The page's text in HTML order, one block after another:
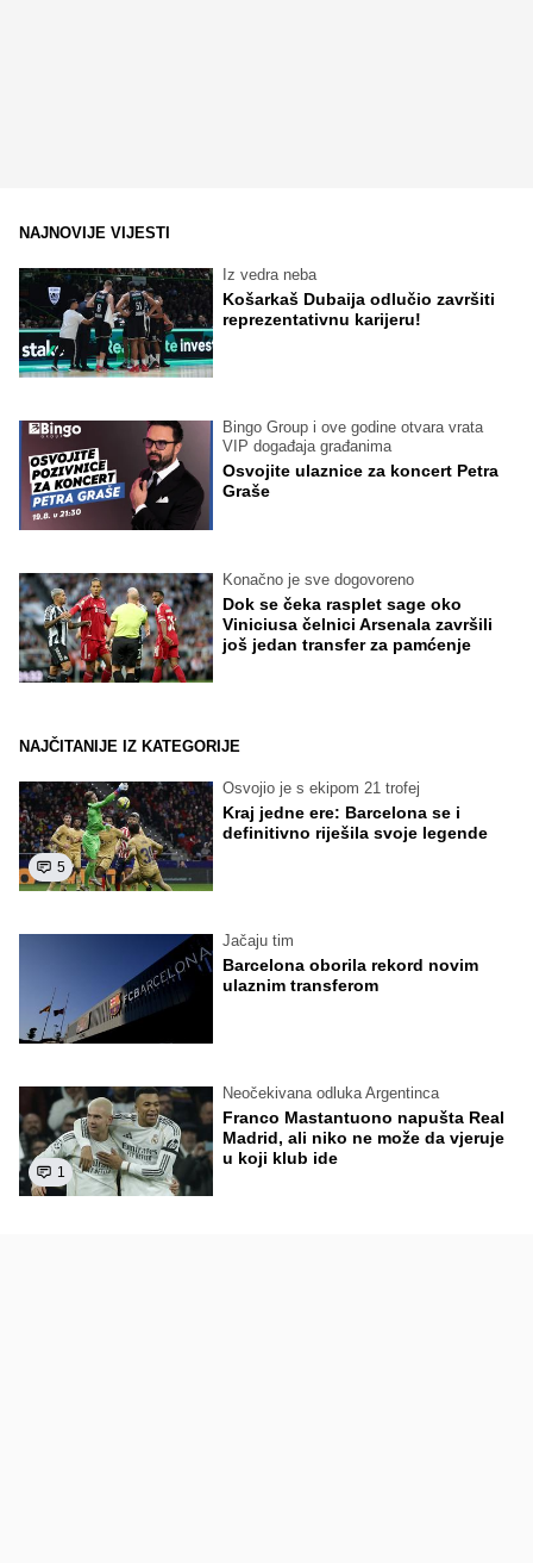
NAJNOVIJE VIJESTI
Iz vedra neba
Košarkaš Dubaija odlučio završiti
reprezentativnu karijeru!
Bingo Group i ove godine otvara vrata
VIP događaja građanima
Osvojite ulaznice za koncert Petra
Graše
Konačno je sve dogovoreno
Dok se čeka rasplet sage oko
Viniciusa čelnici Arsenala završili
još jedan transfer za pamćenje
NAJČITANIJE IZ KATEGORIJE
5
Osvojio je s ekipom 21 trofej
Kraj jedne ere: Barcelona se i
definitivno riješila svoje legende
Jačaju tim
Barcelona oborila rekord novim
ulaznim transferom
1
Neočekivana odluka Argentinca
Franco Mastantuono napušta Real
Madrid, ali niko ne može da vjeruje
u koji klub ide